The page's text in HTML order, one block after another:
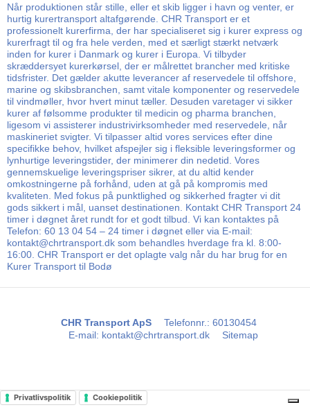
Når produktionen står stille, eller et skib ligger i havn og venter, er
hurtig kurertransport altafgørende. CHR Transport er et
professionelt kurerfirma, der har specialiseret sig i kurer express og
kurerfragt til og fra hele verden, med et særligt stærkt netværk
inden for kurer i Danmark og kurer i Europa. Vi tilbyder
skræddersyet kurerkørsel, der er målrettet brancher med kritiske
tidsfrister. Det gælder akutte leverancer af reservedele til offshore,
marine og skibsbranchen, samt vitale komponenter og reservedele
til vindmøller, hvor hvert minut tæller. Desuden varetager vi sikker
kurer af følsomme produkter til medicin og pharma branchen,
ligesom vi assisterer industrivirksomheder med reservedele, når
maskineriet svigter. Vi tilpasser altid vores services efter dine
specifikke behov, hvilket afspejler sig i fleksible leveringsformer og
lynhurtige leveringstider, der minimerer din nedetid. Vores
gennemskuelige leveringspriser sikrer, at du altid kender
omkostningerne på forhånd, uden at gå på kompromis med
kvaliteten. Med fokus på punktlighed og sikkerhed fragter vi dit
gods sikkert i mål, uanset destinationen. Kontakt CHR Transport 24
timer i døgnet året rundt for et godt tilbud. Vi kan kontaktes på
Telefon: 60 13 04 54 – 24 timer i døgnet eller via E-mail:
kontakt@chrtransport.dk som behandles hverdage fra kl. 8:00-
16:00. CHR Transport er det oplagte valg når du har brug for en
Kurer Transport til Bodø
CHR Transport ApS Telefonnr.: 60130454
E-mail: kontakt@chrtransport.dk Sitemap
Privatlivspolitik Cookiepolitik